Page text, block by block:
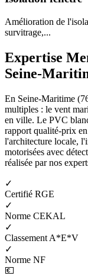
Amélioration de
survitrage,...
Expertise
Seine-
En Seine-Maritime
multiples : le vent
en ville. Le PVC
rapport qualité-prix
l'architecture locale,
motorisées avec
réalisée par nos
✓
Certifié RGE
✓
Norme CEKAL
✓
Classement A*E*V
✓
Norme NF
💶